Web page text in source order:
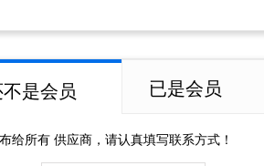
是会员 已是会员
给所有 供应商，请认真填写联系方式！